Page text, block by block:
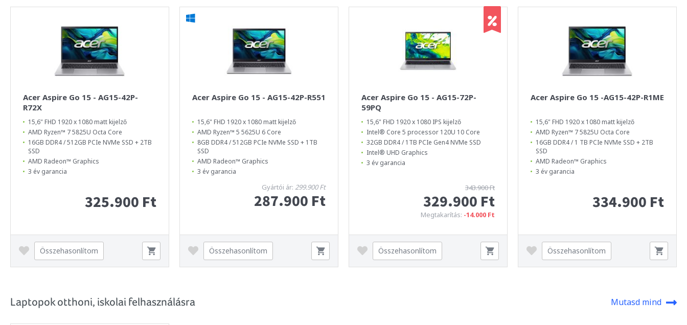
Acer Aspire Go 15 - AG15-42P-
R72X
15,6" FHD 1920 x 1080 matt kijelző
AMD Ryzen™ 7 5825U Octa Core
16GB DDR4 / 512GB PCIe NVMe SSD + 2TB
SSD
AMD Radeon™ Graphics
3 év garancia
325.900 Ft
Összehasonlítom
Acer Aspire Go 15 - AG15-42P-R551
15,6" FHD 1920 x 1080 matt kijelző
AMD Ryzen™ 5 5625U 6 Core
8GB DDR4 / 512GB PCIe NVMe SSD + 1TB
SSD
AMD Radeon™ Graphics
3 év garancia
Gyártói ár: 299.900 Ft
287.900 Ft
Összehasonlítom
Acer Aspire Go 15 - AG15-72P-
59PQ
15,6" FHD 1920 x 1080 IPS kijelző
Intel® Core 5 processor 120U 10 Core
32GB DDR4 / 1TB PCIe Gen4 NVMe SSD
Intel® UHD Graphics
3 év garancia
343.900 Ft
329.900 Ft
Megtakarítás: -14.000 Ft
Összehasonlítom
Acer Aspire Go 15 -AG15-42P-R1ME
15,6" FHD 1920 x 1080 matt kijelző
AMD Ryzen™ 7 5825U Octa Core
16GB DDR4 / 1 TB PCIe NVMe SSD + 2TB
SSD
AMD Radeon™ Graphics
3 év garancia
334.900 Ft
Összehasonlítom
Laptopok otthoni, iskolai felhasználásra Mutasd mind